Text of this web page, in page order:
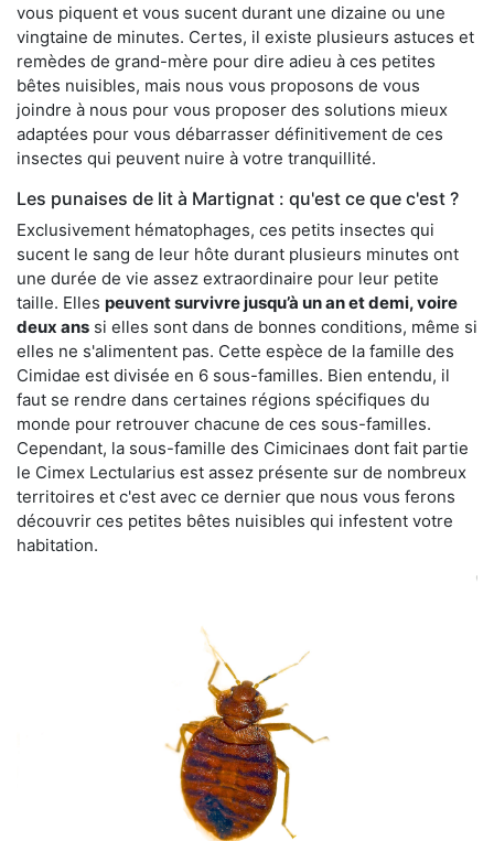
vous piquent et vous sucent durant une dizaine ou une
vingtaine de minutes. Certes, il existe plusieurs astuces et
remèdes de grand-mère pour dire adieu à ces petites
bêtes nuisibles, mais nous vous proposons de vous
joindre à nous pour vous proposer des solutions mieux
adaptées pour vous débarrasser définitivement de ces
insectes qui peuvent nuire à votre tranquillité.
Les punaises de lit à Martignat : qu'est ce que c'est ?
Exclusivement hématophages, ces petits insectes qui
sucent le sang de leur hôte durant plusieurs minutes ont
une durée de vie assez extraordinaire pour leur petite
taille. Elles peuvent survivre jusqu’à un an et demi, voire
deux ans si elles sont dans de bonnes conditions, même si
elles ne s'alimentent pas. Cette espèce de la famille des
Cimidae est divisée en 6 sous-familles. Bien entendu, il
faut se rendre dans certaines régions spécifiques du
monde pour retrouver chacune de ces sous-familles.
Cependant, la sous-famille des Cimicinaes dont fait partie
le Cimex Lectularius est assez présente sur de nombreux
territoires et c'est avec ce dernier que nous vous ferons
découvrir ces petites bêtes nuisibles qui infestent votre
habitation.